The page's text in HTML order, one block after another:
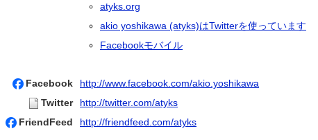
atyks.org
akio yoshikawa (atyks)はTwitterを使っています
Facebookモバイル
Facebook
http://www.facebook.com/akio.yoshikawa
Twitter
http://twitter.com/atyks
FriendFeed
http://friendfeed.com/atyks